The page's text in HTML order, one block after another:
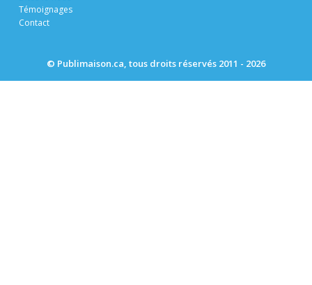
Témoignages
Contact
© Publimaison.ca, tous droits réservés 2011 - 2026